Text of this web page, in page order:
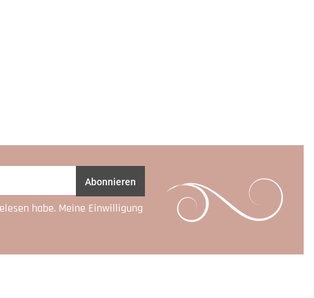
Abonnieren
habe. Meine Einwilligung